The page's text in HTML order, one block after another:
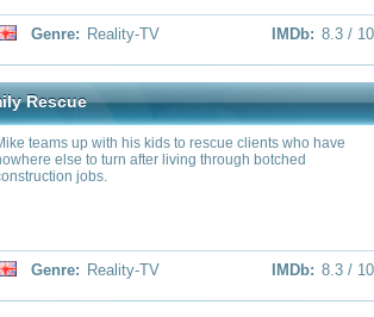
Mine Rescue
die alles in ihren Betrieb
bereit sind, aufzuhören.
Ed Stafford:
Home